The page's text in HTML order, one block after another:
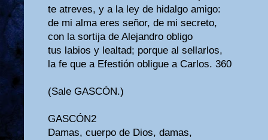
te atreves, y a la ley de hidalgo amigo:
de mi alma eres señor, de mi secreto,
con la sortija de Alejandro obligo
tus labios y lealtad; porque al sellarlos,
la fe que a Efestión obligue a Carlos. 360
(Sale GASCÓN.)
GASCÓN2
Damas, cuerpo de Dios, damas,